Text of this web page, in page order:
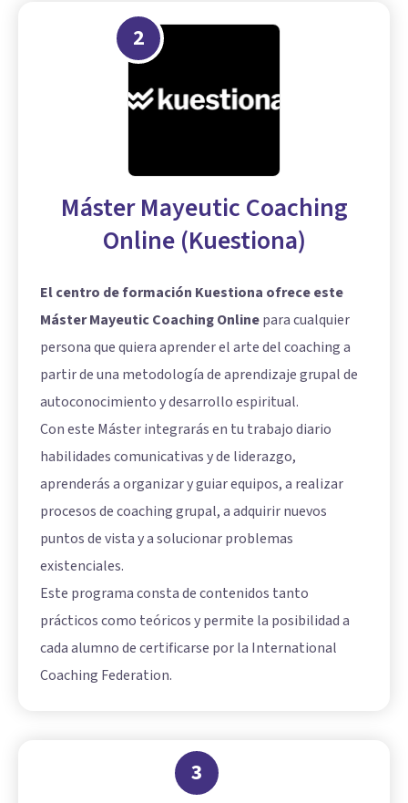
2
Máster Mayeutic Coaching
Online (Kuestiona)
El centro de formación Kuestiona ofrece este
Máster Mayeutic Coaching Onlinepara cualquier
persona que quiera aprender el arte del coaching a
partir de una metodología de aprendizaje grupal de
autoconocimiento y desarrollo espiritual.
Con este Máster integrarás en tu trabajo diario
habilidades comunicativas y de liderazgo,
aprenderás a organizar y guiar equipos, a realizar
procesos de coaching grupal, a adquirir nuevos
puntos de vista y a solucionar problemas
existenciales.
Este programa consta de contenidos tanto
prácticos como teóricos y permite la posibilidad a
cada alumno de certificarse por la International
Coaching Federation.
3